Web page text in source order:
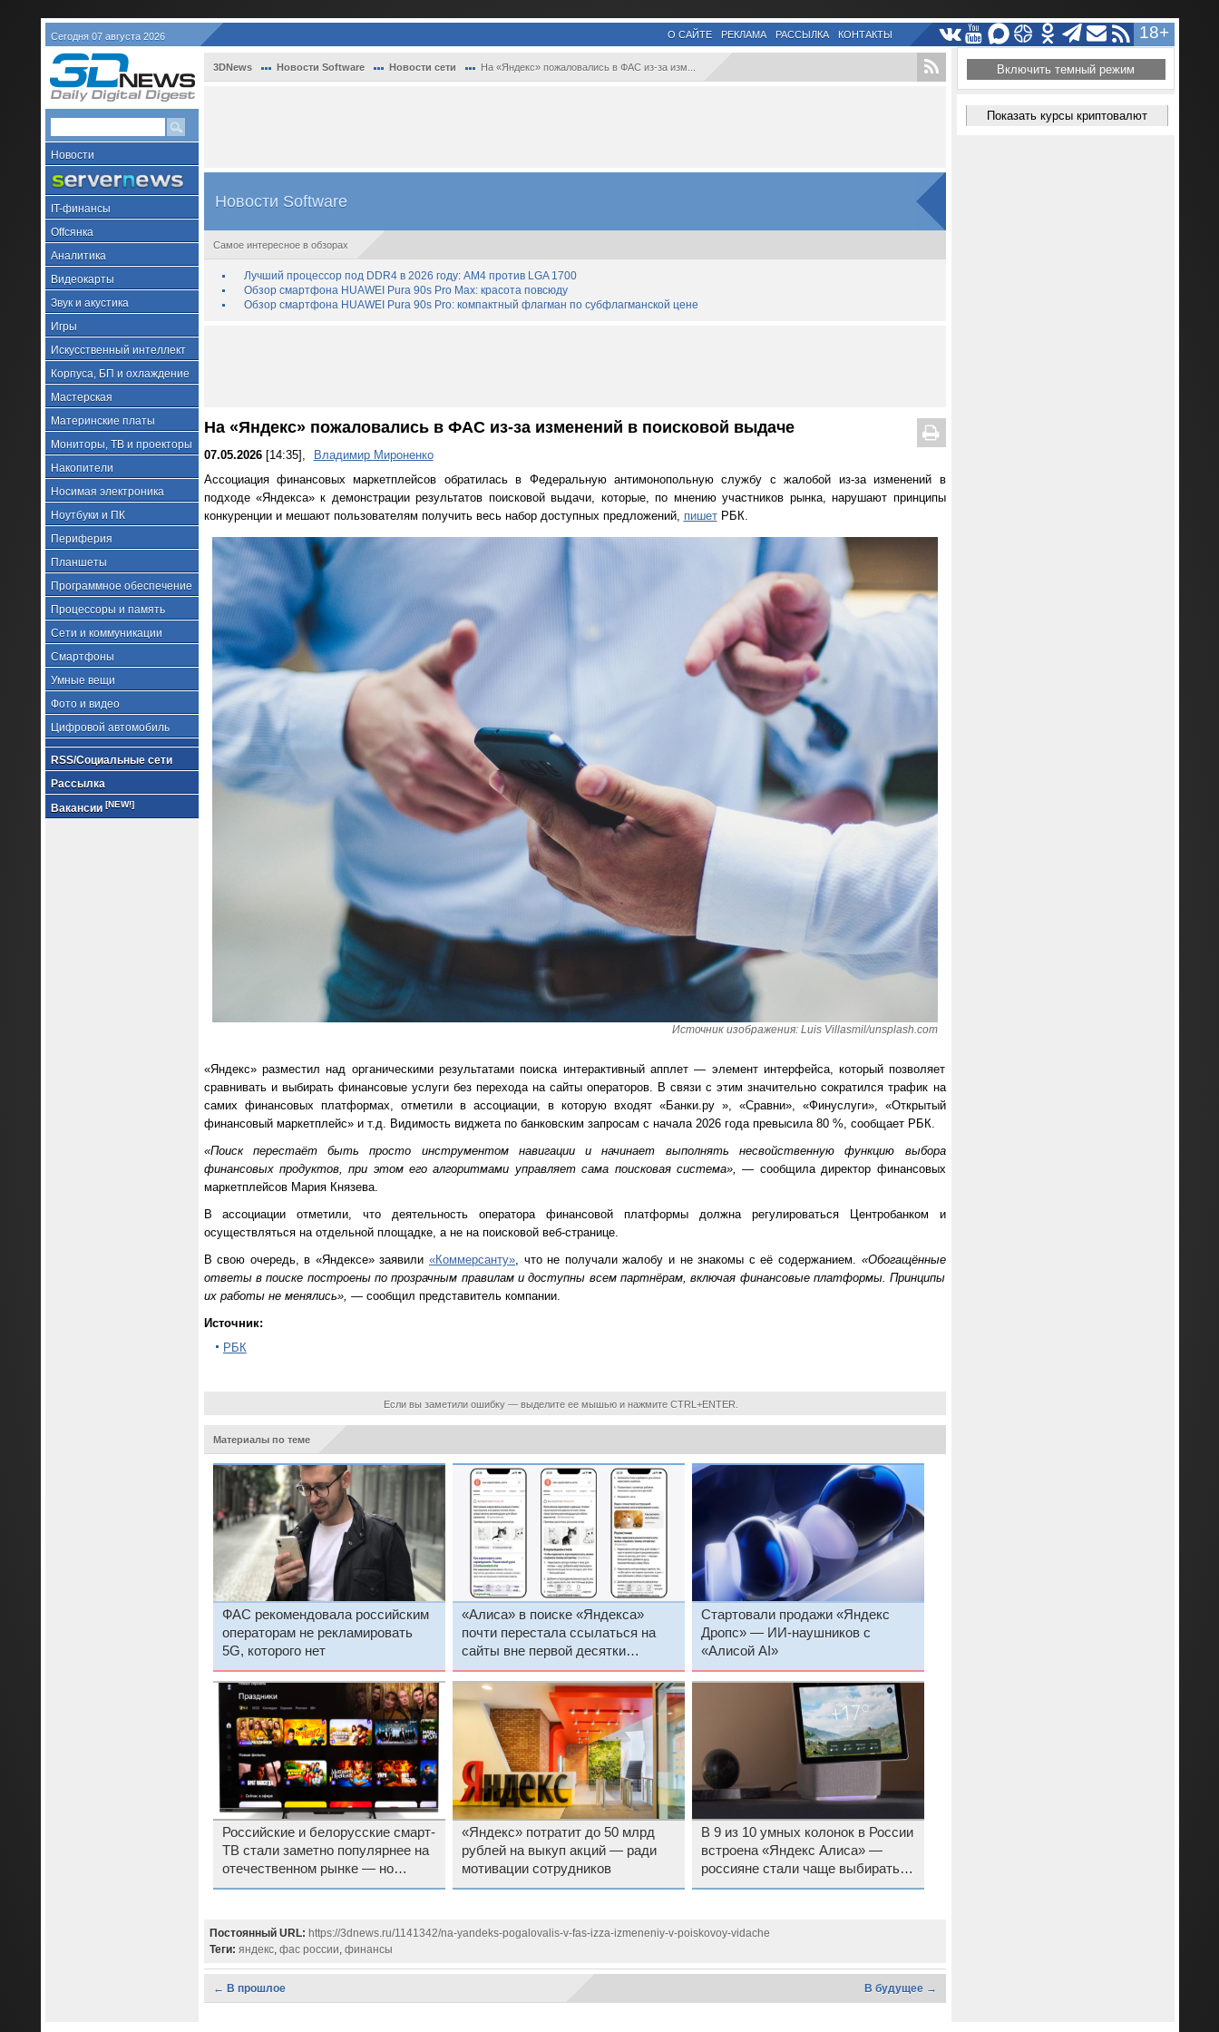
Сегодня 07 августа 2026 18+
О САЙТЕ РЕКЛАМА РАССЫЛКА КОНТАКТЫ
Новости
IT-финансы
Offсянка
Аналитика
Видеокарты
Звук и акустика
Игры
Искусственный интеллект
Корпуса, БП и охлаждение
Мастерская
Материнские платы
Мониторы, ТВ и проекторы
Накопители
Носимая электроника
Ноутбуки и ПК
Периферия
Планшеты
Программное обеспечение
Процессоры и память
Сети и коммуникации
Смартфоны
Умные вещи
Фото и видео
Цифровой автомобиль
RSS/Социальные сети
Рассылка
Вакансии [NEW!]
3DNews Новости Software Новости сети На «Яндекс» пожаловались в ФАС из-за изм...
Новости Software
Самое интересное в обзорах
Лучший процессор под DDR4 в 2026 году: AM4 против LGA 1700
Обзор смартфона HUAWEI Pura 90s Pro Max: красота повсюду
Обзор смартфона HUAWEI Pura 90s Pro: компактный флагман по субфлагманской цене
На «Яндекс» пожаловались в ФАС из-за изменений в поисковой выдаче
07.05.2026[14:35],
Владимир Мироненко
Ассоциация финансовых маркетплейсов обратилась в Федеральную антимонопольную службу с жалобой из-за изменений в
подходе «Яндекса» к демонстрации результатов поисковой выдачи, которые, по мнению участников рынка, нарушают принципы
конкуренции и мешают пользователям получить весь набор доступных предложений, пишетРБК.
Источник изображения: Luis Villasmil/unsplash.com
«Яндекс» разместил над органическими результатами поиска интерактивный апплет — элемент интерфейса, который позволяет
сравнивать и выбирать финансовые услуги без перехода на сайты операторов. В связи с этим значительно сократился трафик на
самих финансовых платформах, отметили в ассоциации, в которую входят «Банки.ру », «Сравни», «Финуслуги», «Открытый
финансовый маркетплейс» и т.д. Видимость виджета по банковским запросам с начала 2026 года превысила 80 %, сообщает РБК.
«Поиск перестаёт быть просто инструментом навигации и начинает выполнять несвойственную функцию выбора
финансовых продуктов, при этом его алгоритмами управляет сама поисковая система», — сообщила директор финансовых
маркетплейсов Мария Князева.
В ассоциации отметили, что деятельность оператора финансовой платформы должна регулироваться Центробанком и
осуществляться на отдельной площадке, а не на поисковой веб-странице.
В свою очередь, в «Яндексе» заявили«Коммерсанту», что не получали жалобу и не знакомы с её содержанием. «Обогащённые
ответы в поиске построены по прозрачным правилам и доступны всем партнёрам, включая финансовые платформы. Принципы
их работы не менялись», —сообщил представитель компании.
Источник:
РБК
Если вы заметили ошибку — выделите ее мышью и нажмите CTRL+ENTER.
Материалы по теме
ФАС рекомендовала российским
операторам не рекламировать
5G, которого нет
«Алиса» в поиске «Яндекса»
почти перестала ссылаться на
сайты вне первой десятки
выдачи
Стартовали продажи «Яндекс
Дропс» — ИИ-наушников с
«Алисой AI»
Российские и белорусские смарт-
ТВ стали заметно популярнее на
отечественном рынке — но
лидируют китайские бренды
«Яндекс» потратит до 50 млрд
рублей на выкуп акций — ради
мотивации сотрудников
В 9 из 10 умных колонок в России
встроена «Яндекс Алиса» —
россияне стали чаще выбирать
дорогие модели
Постоянный URL: https://3dnews.ru/1141342/na-yandeks-pogalovalis-v-fas-izza-izmeneniy-v-poiskovoy-vidache
Теги: яндекс, фас россии, финансы
← В прошлое В будущее →
Включить темный режим
Показать курсы криптовалют